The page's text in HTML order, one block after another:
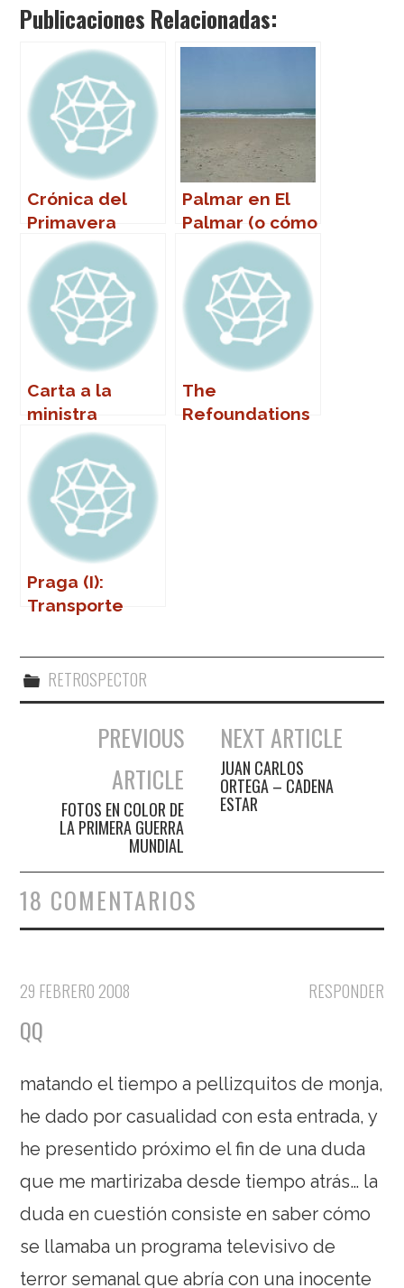
Publicaciones Relacionadas:
Crónica del
Primavera
Sound 2007
Palmar en El
Palmar (o cómo
volver a la
vida)
Carta a la
ministra
Narbona
The
Refoundations
Praga (I):
Transporte
RETROSPECTOR
Navegación de entradas
PREVIOUS
ARTICLE
FOTOS EN COLOR DE
LA PRIMERA GUERRA
MUNDIAL
NEXT ARTICLE
JUAN CARLOS
ORTEGA – CADENA
ESTAR
18 COMENTARIOS
RESPONDER
29 FEBRERO 2008
QQ
matando el tiempo a pellizquitos de monja,
he dado por casualidad con esta entrada, y
he presentido próximo el fin de una duda
que me martirizaba desde tiempo atrás… la
duda en cuestión consiste en saber cómo
se llamaba un programa televisivo de
terror semanal que abría con una inocente